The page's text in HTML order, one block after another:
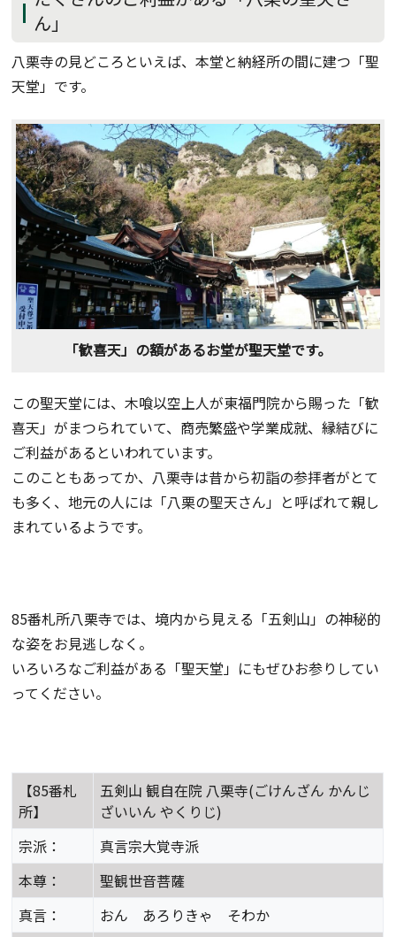
ん」
八栗寺の見どころといえば、本堂と納経所の間に建つ「聖
天堂」です。
「歓喜天」の額があるお堂が聖天堂です。
この聖天堂には、木喰以空上人が東福門院から賜った「歓
喜天」がまつられていて、商売繁盛や学業成就、縁結びに
ご利益があるといわれています。
このこともあってか、八栗寺は昔から初詣の参拝者がとて
も多く、地元の人には「八栗の聖天さん」と呼ばれて親し
まれているようです。
85番札所八栗寺では、境内から見える「五剣山」の神秘的
な姿をお見逃しなく。
いろいろなご利益がある「聖天堂」にもぜひお参りしてい
ってください。
【85番札
所】
五剣山 観自在院 八栗寺(ごけんざん かんじ
ざいいん やくりじ)
宗派：
真言宗大覚寺派
本尊：
聖観世音菩薩
真言：
おん あろりきゃ そわか